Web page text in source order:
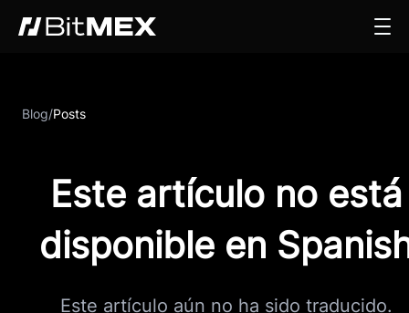
Blog/Posts
Este artículo no está
disponible en
Este artículo aún no ha sido traducido.